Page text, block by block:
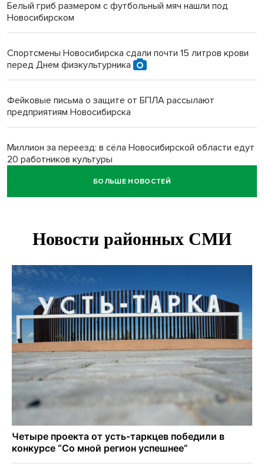
Белый гриб размером с футбольный мяч нашли под
Новосибирском
Спортсмены Новосибирска сдали почти 15 литров крови
перед Днем физкультурника
Фейковые письма о защите от БПЛА рассылают
предприятиям Новосибирска
Миллион за переезд: в сёла Новосибирской области едут
20 работников культуры
О похолодании в августе-2026 рассказали синоптики в
В Новосибирске минтранс наказал 8 таксистов без
Андрей Травников поблагодарил новосибирских
строителей за вклад в развитие региона
Новосибирский метрополитен начал ремонт входа на
«Площади Ленина»
БОЛЬШЕ НОВОСТЕЙ